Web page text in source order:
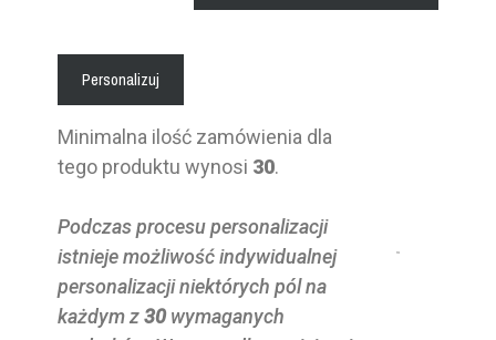
Personalizuj
Minimalna ilość zamówienia dla
tego produktu wynosi 30.
Podczas procesu personalizacji
istnieje możliwość indywidualnej
personalizacji niektórych pól na
każdym z30wymaganych